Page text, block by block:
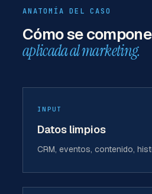
ANATOMÍA DEL CASO
Cómo se
aplicada al marketing.
INPUT
Datos limpios
CRM, eventos, contenido,